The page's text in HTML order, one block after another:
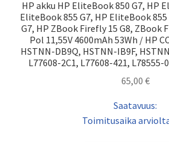
HP akku HP EliteBook 850 G7, HP
EliteBook 855 G7, HP EliteBook
G7, HP ZBook Firefly 15 G8, ZBook
Pol 11,55V 4600mAh 53Wh / HP
HSTNN-DB9Q, HSTNN-IB9F,
L77608-2C1, L77608-421, L78555-
65,00 €
Saatavuus:
Toimitusaika